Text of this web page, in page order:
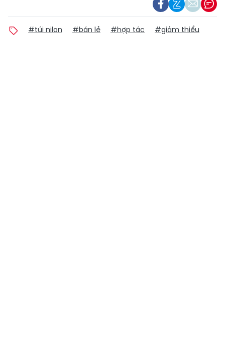
#túi nilon #bán lẻ #hợp tác #giảm thiểu